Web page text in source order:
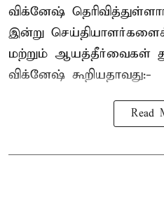
விக்னேஷ்
இன்று செய்தியாளர்களைச்
மற்றும் ஆயத்தீர்வைகள்
விக்னேஷ் கூறியதாவது:-
Read